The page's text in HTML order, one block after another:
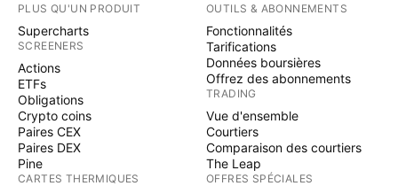
PLUS QU'UN PRODUIT
Supercharts
SCREENERS
Actions
ETFs
Obligations
Crypto coins
Paires CEX
Paires DEX
Pine
CARTES THERMIQUES
OUTILS & ABONNEMENTS
Fonctionnalités
Tarifications
Données boursières
Offrez des abonnements
TRADING
Vue d'ensemble
Courtiers
Comparaison des courtiers
The Leap
OFFRES SPÉCIALES